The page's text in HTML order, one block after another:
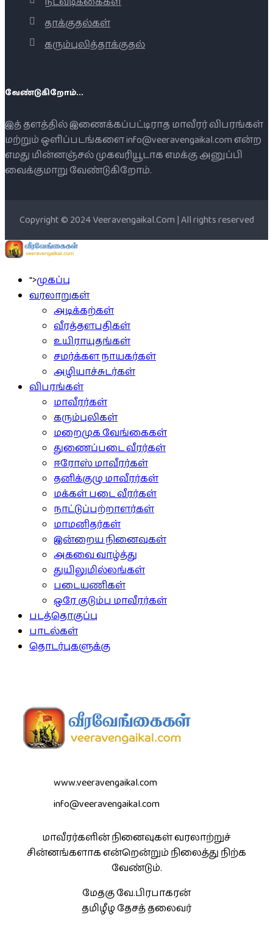
தாக்குதல்கள்
கரும்புலித்தாக்குதல்
வேண்டுகிறோம்...
இத் தளத்தில் இணைக்கப்பட்டிராத மாவீரர் விபரங்கள்
மற்றும் ஒளிப்படங்களை info@veeravengaikal.com என்ற
எமது மின்னஞ்சல் முகவரியூடாக எமக்கு அனுப்பி
வைக்குமாறு வேண்டுகிறோம்.
Copyright © 2024 Veeravengaikal.Com | All rights reserved
">முகப்பு
வரலாறுகள்
அடிக்கற்கள்
வீரத்தளபதிகள்
உயிராயுதங்கள்
சமர்க்கள நாயகர்கள்
அழியாச்சுடர்கள்
விபரங்கள்
மாவீரர்கள்
கரும்புலிகள்
மறைமுக வேங்கைகள்
துணைப்படை வீரர்கள்
ஈரோஸ் மாவீரர்கள்
தனிக்குழு மாவீரர்கள்
மக்கள் படை வீரர்கள்
நாட்டுப்பற்றாளர்கள்
மாமனிதர்கள்
இன்றைய நினைவுகள்
அகவை வாழ்த்து
துயிலுமில்லங்கள்
படையணிகள்
ஒரே குடும்ப மாவீரர்கள்
படத்தொகுப்பு
பாடல்கள்
தொடர்புகளுக்கு
www.veeravengaikal.com
info@veeravengaikal.com
மாவீரர்களின் நினைவுகள் வரலாற்றுச்
சின்னங்களாக என்றென்றும் நிலைத்து நிற்க
வேண்டும்.
மேதகு வே.பிரபாகரன்
தமிழீழ தேசத் தலைவர்